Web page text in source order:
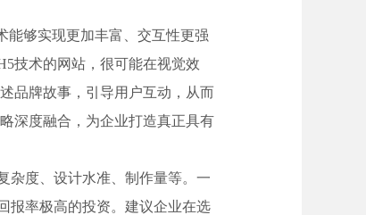
能够实现更加丰富、交互性更强
技术的网站，很可能在视觉效
品牌故事，引导用户互动，从而
深度融合，为企业打造真正具有
杂度、设计水准、制作量等。一
报率极高的投资。建议企业在选